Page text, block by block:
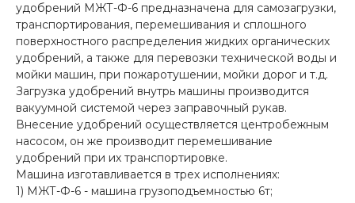
удобрений МЖТ-Ф-6 предназначена для самозагрузки,
транспортирования, перемешивания и сплошного
поверхностного распределения жидких органических
удобрений, а также для перевозки технической воды и
мойки машин, при пожаротушении, мойки дорог и т.д.
Загрузка удобрений внутрь машины производится
вакуумной системой через заправочный рукав.
Внесение удобрений осуществляется центробежным
насосом, он же производит перемешивание
удобрений при их транспортировке.
Машина изготавливается в трех исполнениях:
1) МЖТ-Ф-6 - машина грузоподъемностью 6т;